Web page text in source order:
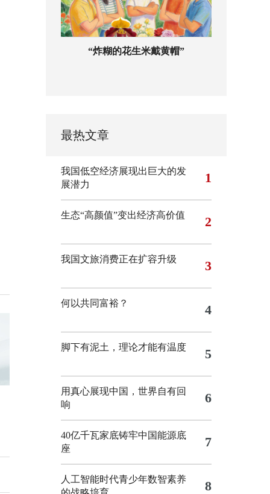
“炸糊的花生米戴黄帽”
最热文章
我国低空经济展现出巨大的发
展潜力
1
生态“高颜值”变出经济高价值 2
我国文旅消费正在扩容升级 3
何以共同富裕？ 4
脚下有泥土，理论才能有温度 5
用真心展现中国，世界自有回
响
6
40亿千瓦家底铸牢中国能源底
座
7
人工智能时代青少年数智素养
8